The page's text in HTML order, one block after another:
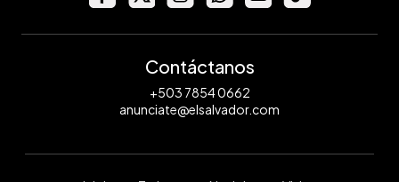
Contáctanos
+503 7854 0662
anunciate@elsalvador.com